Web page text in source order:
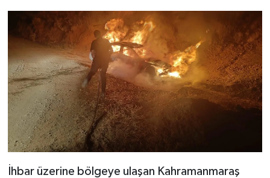
İhbar üzerine bölgeye ulaşan Kahramanmaraş
SİVİL TOPLUM
SEÇİM 2014
KİM KİMDİR
ÇEK GÖNDER
KİTAP